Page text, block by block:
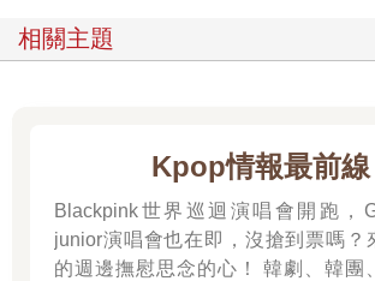
（上例的答案選項都是副詞單字）
啊！這些都是同一單元學起來的單字嘛，每一
一樣的用法！』本書採最科學的考前準備邏輯
給你最需要應考單字。
特點二：貼心的學習計畫設計
相關主題
Kpop情報最前線
Blackpink世界巡迴演唱會開跑，
junior演唱會也在即，沒搶到票嗎？
的週邊撫慰思念的心！ 韓劇、韓團